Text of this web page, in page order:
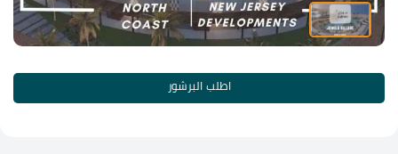
اطلب البرشور